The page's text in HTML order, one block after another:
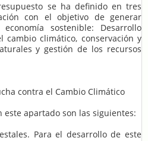
se ha definido en tres
con el objetivo de generar
sostenible: Desarrollo
climático, conservación y
y gestión de los recursos
contra el Cambio Climático
este apartado son las siguientes:
Para el desarrollo de este